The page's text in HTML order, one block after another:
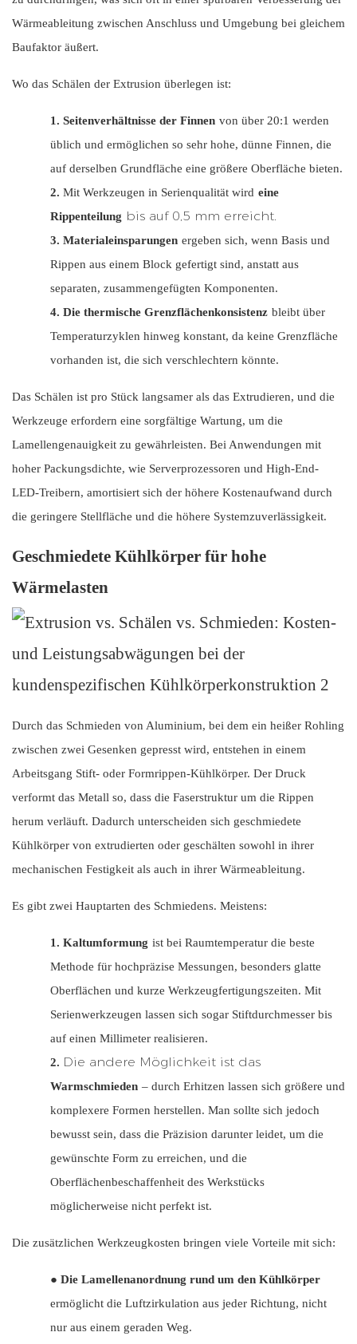
Wärmeableitung zwischen Anschluss und Umgebung bei gleichem
Baufaktor äußert.
Wo das Schälen der Extrusion überlegen ist:
1. Seitenverhältnisse der Finnen von über 20:1 werden
üblich und ermöglichen so sehr hohe, dünne Finnen, die
auf derselben Grundfläche eine größere Oberfläche bieten.
2. Mit Werkzeugen in Serienqualität wird eine
Rippenteilung bis auf 0,5 mm erreicht.
3. Materialeinsparungen ergeben sich, wenn Basis und
Rippen aus einem Block gefertigt sind, anstatt aus
separaten, zusammengefügten Komponenten.
4. Die thermische Grenzflächenkonsistenz bleibt über
Temperaturzyklen hinweg konstant, da keine Grenzfläche
vorhanden ist, die sich verschlechtern könnte.
Das Schälen ist pro Stück langsamer als das Extrudieren, und die
Werkzeuge erfordern eine sorgfältige Wartung, um die
Lamellengenauigkeit zu gewährleisten. Bei Anwendungen mit
hoher Packungsdichte, wie Serverprozessoren und High-End-
LED-Treibern, amortisiert sich der höhere Kostenaufwand durch
die geringere Stellfläche und die höhere Systemzuverlässigkeit.
Geschmiedete Kühlkörper für hohe
Wärmelasten
Durch das Schmieden von Aluminium, bei dem ein heißer Rohling
zwischen zwei Gesenken gepresst wird, entstehen in einem
Arbeitsgang Stift- oder Formrippen-Kühlkörper. Der Druck
verformt das Metall so, dass die Faserstruktur um die Rippen
herum verläuft. Dadurch unterscheiden sich geschmiedete
Kühlkörper von extrudierten oder geschälten sowohl in ihrer
mechanischen Festigkeit als auch in ihrer Wärmeableitung.
Es gibt zwei Hauptarten des Schmiedens. Meistens:
1. Kaltumformung ist bei Raumtemperatur die beste
Methode für hochpräzise Messungen, besonders glatte
Oberflächen und kurze Werkzeugfertigungszeiten. Mit
Serienwerkzeugen lassen sich sogar Stiftdurchmesser bis
auf einen Millimeter realisieren.
2. Die andere Möglichkeit ist das
Warmschmieden – durch Erhitzen lassen sich größere und
komplexere Formen herstellen. Man sollte sich jedoch
bewusst sein, dass die Präzision darunter leidet, um die
gewünschte Form zu erreichen, und die
Oberflächenbeschaffenheit des Werkstücks
möglicherweise nicht perfekt ist.
Die zusätzlichen Werkzeugkosten bringen viele Vorteile mit sich:
● Die Lamellenanordnung rund um den Kühlkörper
ermöglicht die Luftzirkulation aus jeder Richtung, nicht
nur aus einem geraden Weg.